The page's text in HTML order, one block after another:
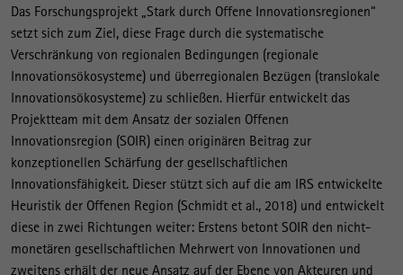
Das Forschungsprojekt „Stark durch Offene Innovationsregionen“
setzt sich zum Ziel, diese Frage durch die systematische
Verschränkung von regionalen Bedingungen (regionale
Innovationsökosysteme) und überregionalen Bezügen (translokale
Innovationsökosysteme) zu schließen. Hierfür entwickelt das
Projektteam mit dem Ansatz der sozialen Offenen
Innovationsregion (SOIR) einen originären Beitrag zur
konzeptionellen Schärfung der gesellschaftlichen
Innovationsfähigkeit. Dieser stützt sich auf die am IRS entwickelte
Heuristik der Offenen Region (Schmidt et al., 2018) und entwickelt
diese in zwei Richtungen weiter: Erstens betont SOIR den nicht-
monetären gesellschaftlichen Mehrwert von Innovationen und
zweitens erhält der neue Ansatz auf der Ebene von Akteuren und